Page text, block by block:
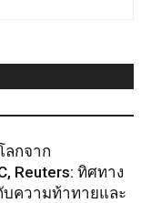
ลกจาก
Reuters: ทิศทาง
บความท้าทายและ